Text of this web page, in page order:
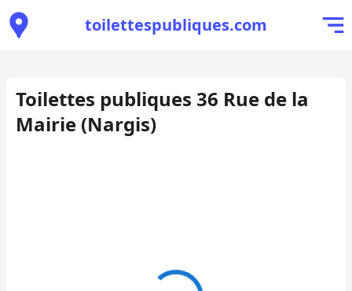
toilettespubliques.com
Toilettes publiques 36 Rue de la
Mairie (Nargis)